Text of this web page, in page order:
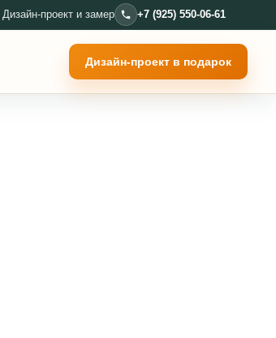
Дизайн-проект и замер +7 (925) 550-06-61
Дизайн-проект в подарок